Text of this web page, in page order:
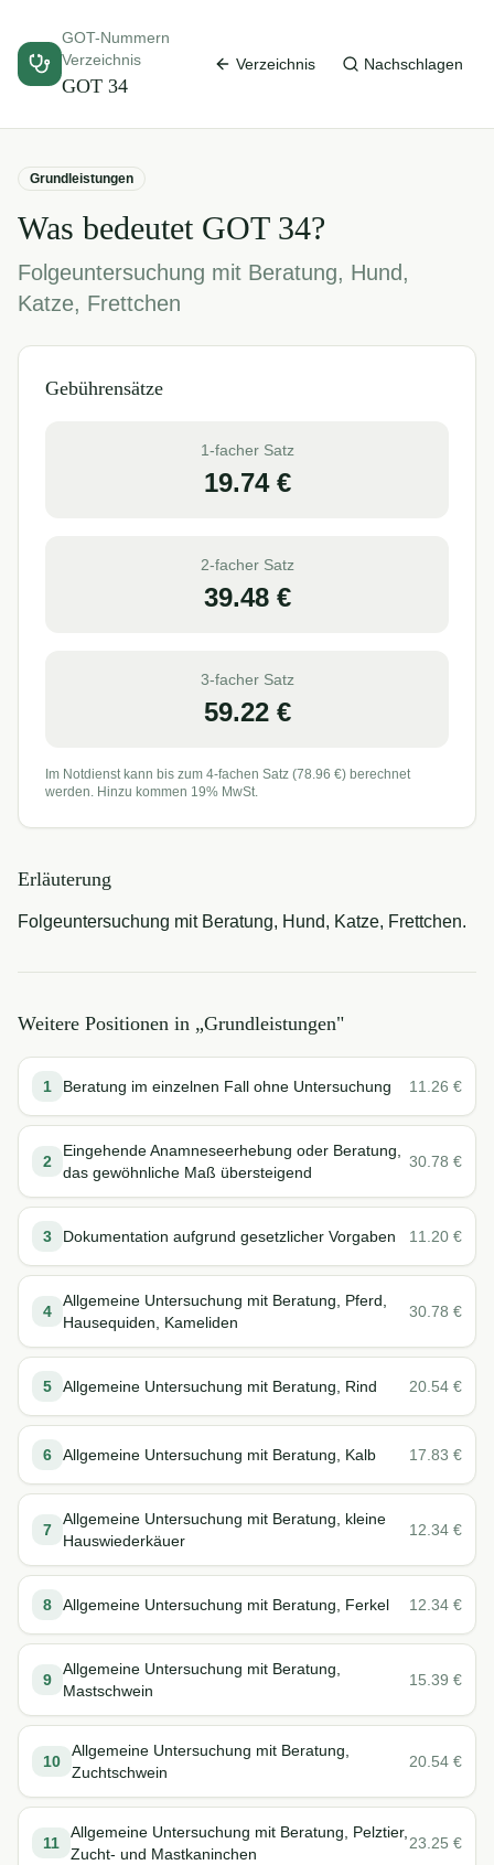
GOT-Nummern
Verzeichnis
GOT 34
Verzeichnis Nachschlagen
Grundleistungen
Was bedeutet GOT 34?
Folgeuntersuchung mit Beratung, Hund,
Katze, Frettchen
Gebührensätze
1-facher Satz
19.74€
2-facher Satz
39.48€
3-facher Satz
59.22€
Im Notdienst kann bis zum 4-fachen Satz (78.96 €) berechnet
werden. Hinzu kommen 19% MwSt.
Erläuterung
Folgeuntersuchung mit Beratung, Hund, Katze, Frettchen.
Weitere Positionen in „Grundleistungen"
1 Beratung im einzelnen Fall ohne Untersuchung 11.26 €
2
Eingehende Anamneseerhebung oder Beratung,
das gewöhnliche Maß übersteigend
30.78 €
3 Dokumentation aufgrund gesetzlicher Vorgaben 11.20 €
4
Allgemeine Untersuchung mit Beratung, Pferd,
Hausequiden, Kameliden
30.78 €
5 Allgemeine Untersuchung mit Beratung, Rind 20.54 €
6 Allgemeine Untersuchung mit Beratung, Kalb 17.83 €
7
Allgemeine Untersuchung mit Beratung, kleine
Hauswiederkäuer
12.34 €
8 Allgemeine Untersuchung mit Beratung, Ferkel 12.34 €
9
Allgemeine Untersuchung mit Beratung,
Mastschwein
15.39 €
10
Allgemeine Untersuchung mit Beratung,
Zuchtschwein
20.54 €
11
Allgemeine Untersuchung mit Beratung, Pelztier,
Zucht- und Mastkaninchen
23.25 €